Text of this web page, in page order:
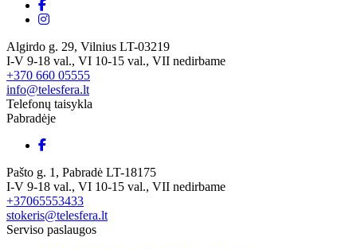
Algirdo g. 29, Vilnius LT-03219
I-V 9-18 val., VI 10-15 val., VII nedirbame
+370 660 05555
info@telesfera.lt
Telefonų taisykla
Pabradėje
Pašto g. 1, Pabradė LT-18175
I-V 9-18 val., VI 10-15 val., VII nedirbame
+37065553433
stokeris@telesfera.lt
Serviso paslaugos